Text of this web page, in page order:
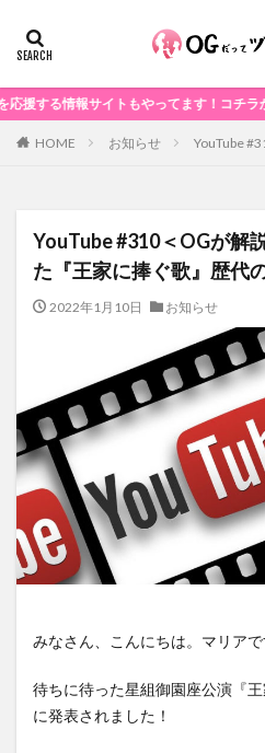
情報サイトもやってます！コチラからどう
HOME お知らせ YouTube
YouTube #310＜OGが解
た『王家に捧ぐ歌』歴代
2022年1月10日 お知らせ
みなさん、こんにちは。マリアで
待ちに待った星組御園座公演『
に発表されました！